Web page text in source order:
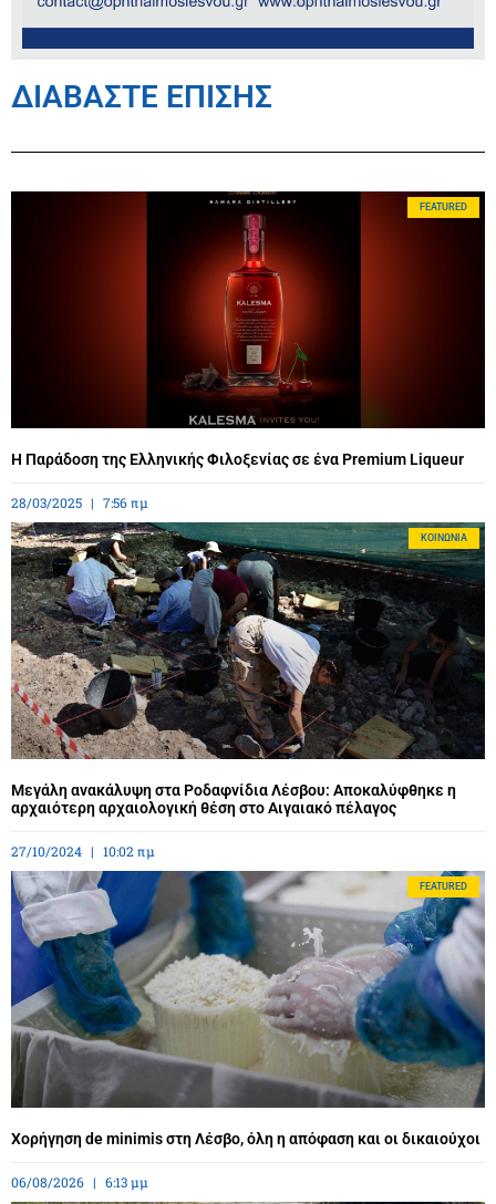
ΔΙΑΒΑΣΤΕ ΕΠΙΣΗΣ
FEATURED
Η Παράδοση της Ελληνικής Φιλοξενίας σε ένα Premium Liqueur
28/03/2025 7:56 πμ
ΚΟΙΝΩΝΊΑ
Μεγάλη ανακάλυψη στα Ροδαφνίδια Λέσβου: Αποκαλύφθηκε η
αρχαιότερη αρχαιολογική θέση στο Αιγαιακό πέλαγος
27/10/2024 10:02 πμ
FEATURED
Χορήγηση de minimis στη Λέσβο, όλη η απόφαση και οι δικαιούχοι
06/08/2026 6:13 μμ